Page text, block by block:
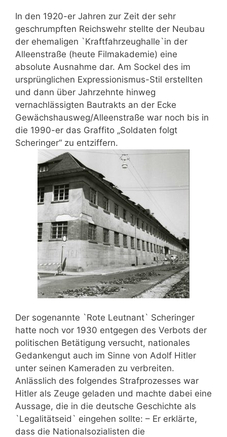
In den 1920-er Jahren zur Zeit der sehr
geschrumpften Reichswehr stellte der Neubau
der ehemaligen `Kraftfahrzeughalle`in der
Alleenstraße (heute Filmakademie) eine
absolute Ausnahme dar. Am Sockel des im
ursprünglichen Expressionismus-Stil erstellten
und dann über Jahrzehnte hinweg
vernachlässigten Bautrakts an der Ecke
Gewächshausweg/Alleenstraße war noch bis in
die 1990-er das Graffito „Soldaten folgt
Scheringer“ zu entziffern.
Der sogenannte `Rote Leutnant` Scheringer
hatte noch vor 1930 entgegen des Verbots der
politischen Betätigung versucht, nationales
Gedankengut auch im Sinne von Adolf Hitler
unter seinen Kameraden zu verbreiten.
Anlässlich des folgendes Strafprozesses war
Hitler als Zeuge geladen und machte dabei eine
Aussage, die in die deutsche Geschichte als
`Legalitätseid` eingehen sollte: – Er erklärte,
dass die Nationalsozialisten die